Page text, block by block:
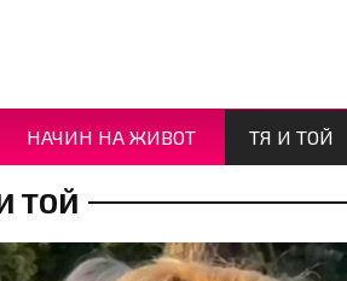
НАЧИН НА ЖИВОТ ТЯ И ТОЙ
ТОЙ